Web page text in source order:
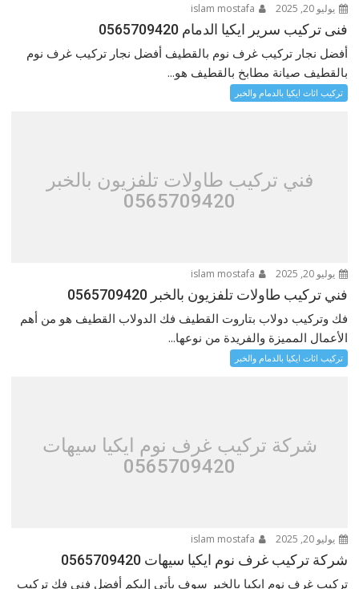
يوليو 20, 2025
فنى تركيب سرير ايكيا الدمام 0565709420
أفضل نجار تركيب غرف نوم بالقطيف أفضل نجار تركيب غرف نوم
بالقطيف صيانة مطابخ بالقطيف هو...
تركيب اثاث ايكيا بالدمام والخبر
فني تركيب طاولات تلفزيون بالخبر
0565709420
يوليو 20, 2025
فني تركيب طاولات تلفزيون بالخبر 0565709420
فك وتركيب دولاب بتاروت القطيف فك الدولاب القطيف هو من أهم
الأعمال المميزة والفريدة من نوعها...
تركيب اثاث ايكيا بالدمام والخبر
شركة تركيب غرف نوم ايكيا سيهات
0565709420
يوليو 20, 2025
شركة تركيب غرف نوم ايكيا سيهات 0565709420
تركيب غرف نوم ايكيا بالخبر سوف يأتي إليكم أفضل فني فك تركيب